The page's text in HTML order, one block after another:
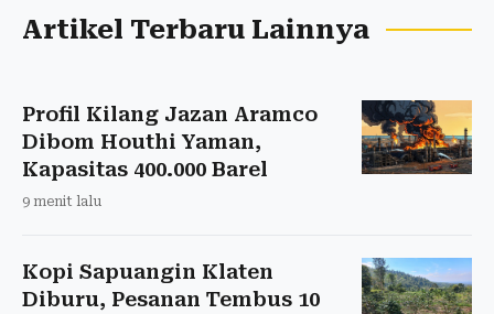
Artikel Terbaru Lainnya
Profil Kilang Jazan Aramco
Dibom Houthi Yaman,
Kapasitas 400.000 Barel
9 menit lalu
Kopi Sapuangin Klaten
Diburu, Pesanan Tembus 10